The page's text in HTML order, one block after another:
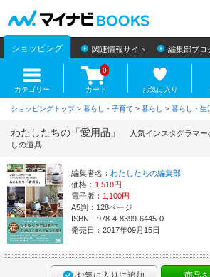
ショッピング 関連情報サイト 編集部ブロ
カテゴリー カート
0
お気に入り
ショッピングトップ> 暮らし・子育て > 暮らし > 暮らし・生
わたしたちの「愛用品」
人気インスタグラマ
しの道具
編集者名： わたしたちの編集部
価格： 1,518円
電子版： 1,100円
A5判：128ページ
ISBN：978-4-8399-6445-0
発売日：2017年09月15日